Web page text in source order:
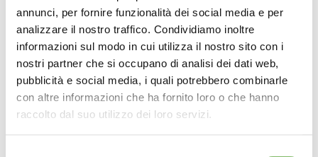
annunci, per fornire funzionalità dei social media e per
analizzare il nostro traffico. Condividiamo inoltre
informazioni sul modo in cui utilizza il nostro sito con i
nostri partner che si occupano di analisi dei dati web,
pubblicità e social media, i quali potrebbero combinarle
con altre informazioni che ha fornito loro o che hanno
raccolto dal suo utilizzo dei loro servizi.
.
ValleVerde